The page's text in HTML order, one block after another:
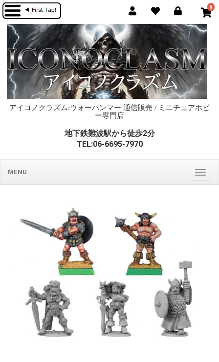
0
アイコノクラズム:ウォーハンマー 通信販売 / ミニチュアホビ
ー専門店
地下鉄難波駅から徒歩2分
TEL:06-6695-7970
MENU